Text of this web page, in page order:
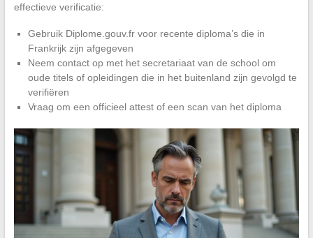
effectieve verificatie:
Gebruik Diplome.gouv.fr voor recente diploma’s die in
Frankrijk zijn afgegeven
Neem contact op met het secretariaat van de school om
oude titels of opleidingen die in het buitenland zijn gevolgd te
verifiëren
Vraag om een officieel attest of een scan van het diploma